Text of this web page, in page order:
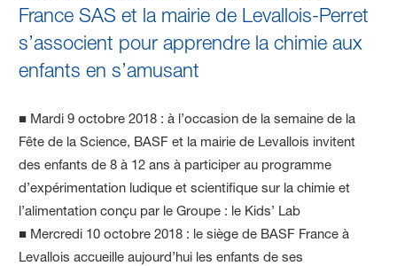
France SAS et la mairie de Levallois-Perret
s’associent pour apprendre la chimie aux
enfants en s’amusant
■ Mardi 9 octobre 2018 : à l’occasion de la semaine de la
Fête de la Science, BASF et la mairie de Levallois invitent
des enfants de 8 à 12 ans à participer au programme
d’expérimentation ludique et scientifique sur la chimie et
l’alimentation conçu par le Groupe : le Kids’ Lab
■ Mercredi 10 octobre 2018 : le siège de BASF France à
Levallois accueille aujourd’hui les enfants de ses